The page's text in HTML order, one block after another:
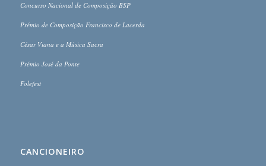
Concurso Nacional de Composição BSP
Prémio de Composição Francisco de Lacerda
César Viana e a Música Sacra
Prémio José da Ponte
Folefest
CANCIONEIRO